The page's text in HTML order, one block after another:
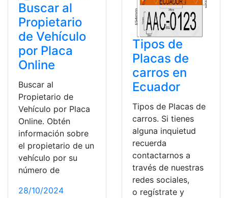
Buscar al
Propietario
de Vehículo
por Placa
Online
Buscar al
Propietario de
Vehículo por Placa
Online. Obtén
información sobre
el propietario de un
vehículo por su
número de
28/10/2024
Tipos de
Placas de
carros en
Ecuador
Tipos de Placas de
carros. Si tienes
alguna inquietud
recuerda
contactarnos a
través de nuestras
redes sociales,
o regístrate y